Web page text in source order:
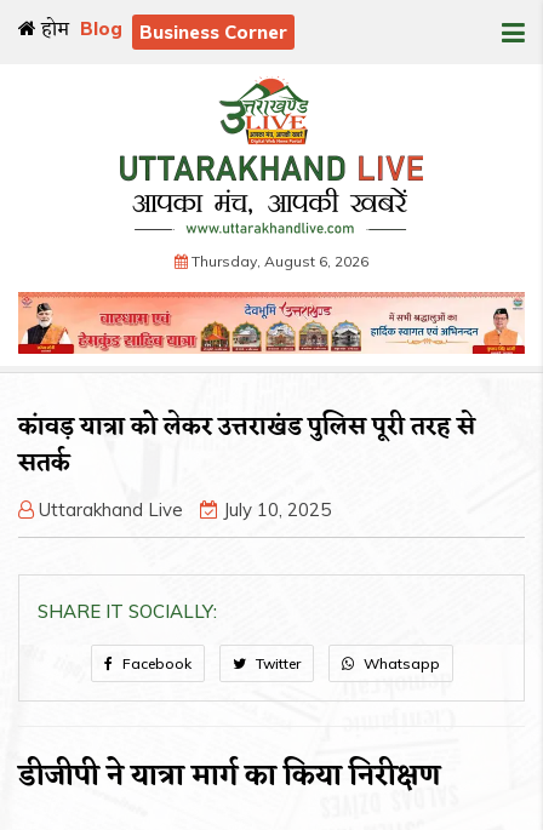
होम Blog Business Corner
Thursday, August 6, 2026
कांवड़ यात्रा को लेकर उत्तराखंड पुलिस पूरी तरह से
सतर्क
Uttarakhand Live July 10, 2025
SHARE IT SOCIALLY:
Facebook Twitter Whatsapp
डीजीपी ने यात्रा मार्ग का किया निरीक्षण